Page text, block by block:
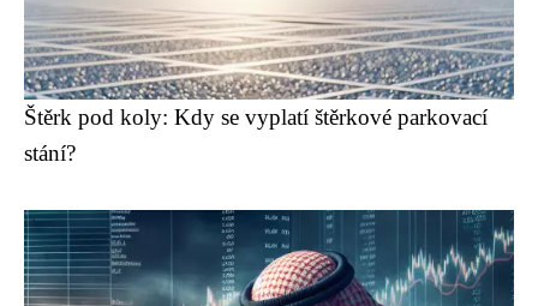
Štěrk pod koly: Kdy se vyplatí štěrkové parkovací
stání?